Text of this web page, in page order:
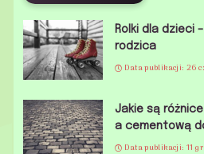
Rolki dla dzieci
rodzica
Data publikacji: 26
Jakie są
a cementową
Data publikacji: 11